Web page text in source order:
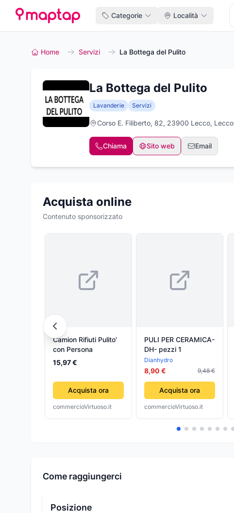
Categorie Località
Home Servizi La Bottega del Pulito
La Bottega del Pulito
Lavanderie Servizi
Corso E. Filiberto, 82, 23900 Lecco, Lecco
Chiama Sito web Email
Acquista online
Contenuto sponsorizzato
Camion Rifiuti Pulito'
con Persona
15,97 €
Acquista ora
commercioVirtuoso.it
PULI PER CERAMICA-
DH- pezzi 1
Dianhydro
8,90 € 9,48 €
Acquista ora
commercioVirtuoso.it
Come raggiungerci
Posizione